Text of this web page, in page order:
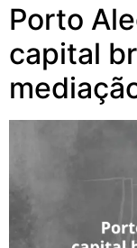
Porto
capital